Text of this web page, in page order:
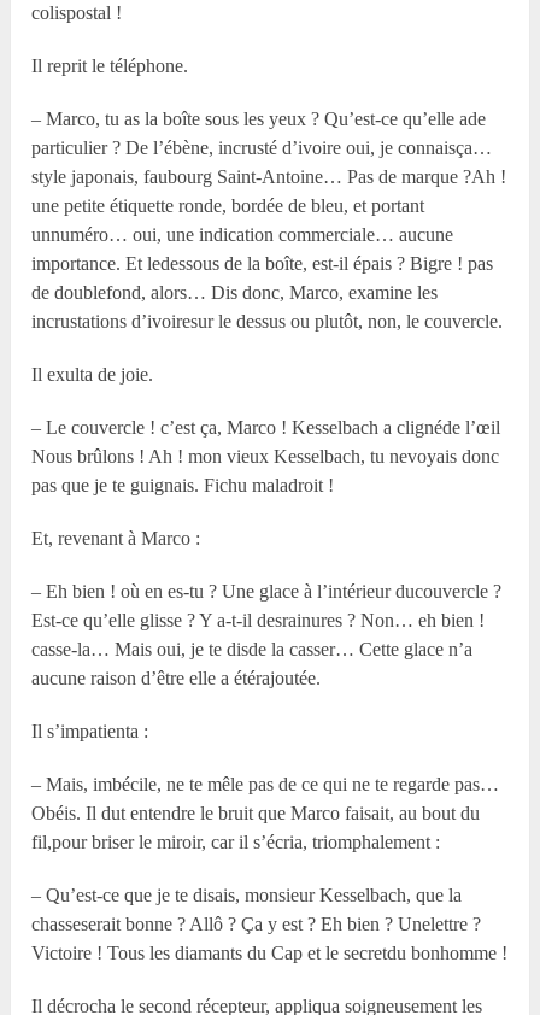
colispostal !
Il reprit le téléphone.
– Marco, tu as la boîte sous les yeux ? Qu’est-ce qu’elle ade
particulier ? De l’ébène, incrusté d’ivoire oui, je connaisça…
style japonais, faubourg Saint-Antoine… Pas de marque ?Ah !
une petite étiquette ronde, bordée de bleu, et portant
unnuméro… oui, une indication commerciale… aucune
importance. Et ledessous de la boîte, est-il épais ? Bigre ! pas
de doublefond, alors… Dis donc, Marco, examine les
incrustations d’ivoiresur le dessus ou plutôt, non, le couvercle.
Il exulta de joie.
– Le couvercle ! c’est ça, Marco ! Kesselbach a clignéde l’œil
Nous brûlons ! Ah ! mon vieux Kesselbach, tu nevoyais donc
pas que je te guignais. Fichu maladroit !
Et, revenant à Marco :
– Eh bien ! où en es-tu ? Une glace à l’intérieur ducouvercle ?
Est-ce qu’elle glisse ? Y a-t-il desrainures ? Non… eh bien !
casse-la… Mais oui, je te disde la casser… Cette glace n’a
aucune raison d’être elle a étérajoutée.
Il s’impatienta :
– Mais, imbécile, ne te mêle pas de ce qui ne te regarde pas…
Obéis. Il dut entendre le bruit que Marco faisait, au bout du
fil,pour briser le miroir, car il s’écria, triomphalement :
– Qu’est-ce que je te disais, monsieur Kesselbach, que la
chasseserait bonne ? Allô ? Ça y est ? Eh bien ? Unelettre ?
Victoire ! Tous les diamants du Cap et le secretdu bonhomme !
Il décrocha le second récepteur, appliqua soigneusement les